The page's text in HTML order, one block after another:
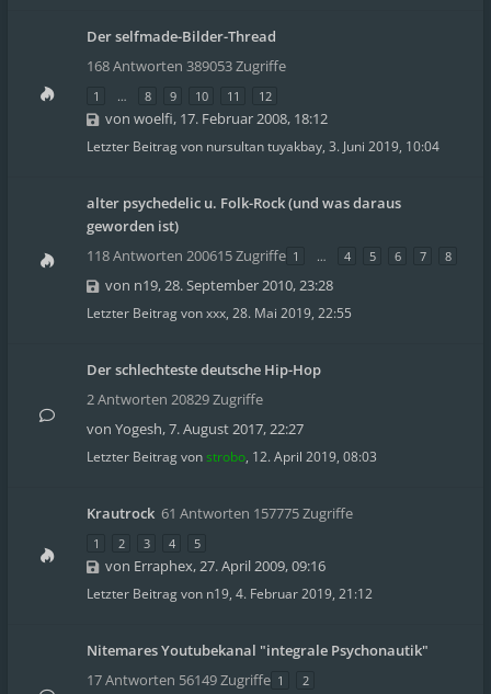
Der selfmade-Bilder-Thread
168 Antworten 389053 Zugriffe
1 … 8 9 10 11 12
von woelfi, 17. Februar 2008, 18:12
Letzter Beitrag von nursultan tuyakbay, 3. Juni 2019, 10:04
alter psychedelic u. Folk-Rock (und was daraus
geworden ist)
118 Antworten 200615 Zugriffe 1 … 4 5 6 7 8
von n19,28. September 2010, 23:28
Letzter Beitrag vonxxx, 28. Mai 2019, 22:55
Der schlechteste deutsche Hip-Hop
2 Antworten 20829 Zugriffe
von Yogesh,7. August 2017, 22:27
Letzter Beitrag vonstrobo, 12. April 2019, 08:03
Krautrock 61 Antworten 157775 Zugriffe
1 2 3 4 5
von Erraphex,27. April 2009, 09:16
Letzter Beitrag von n19, 4. Februar 2019, 21:12
Nitemares Youtubekanal "integrale Psychonautik"
17 Antworten 56149 Zugriffe 1 2